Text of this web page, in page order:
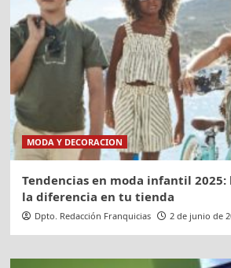
MODA Y DECORACION
Tendencias en moda infantil 2025:
la diferencia en tu tienda
Dpto. Redacción Franquicias 2 de junio de